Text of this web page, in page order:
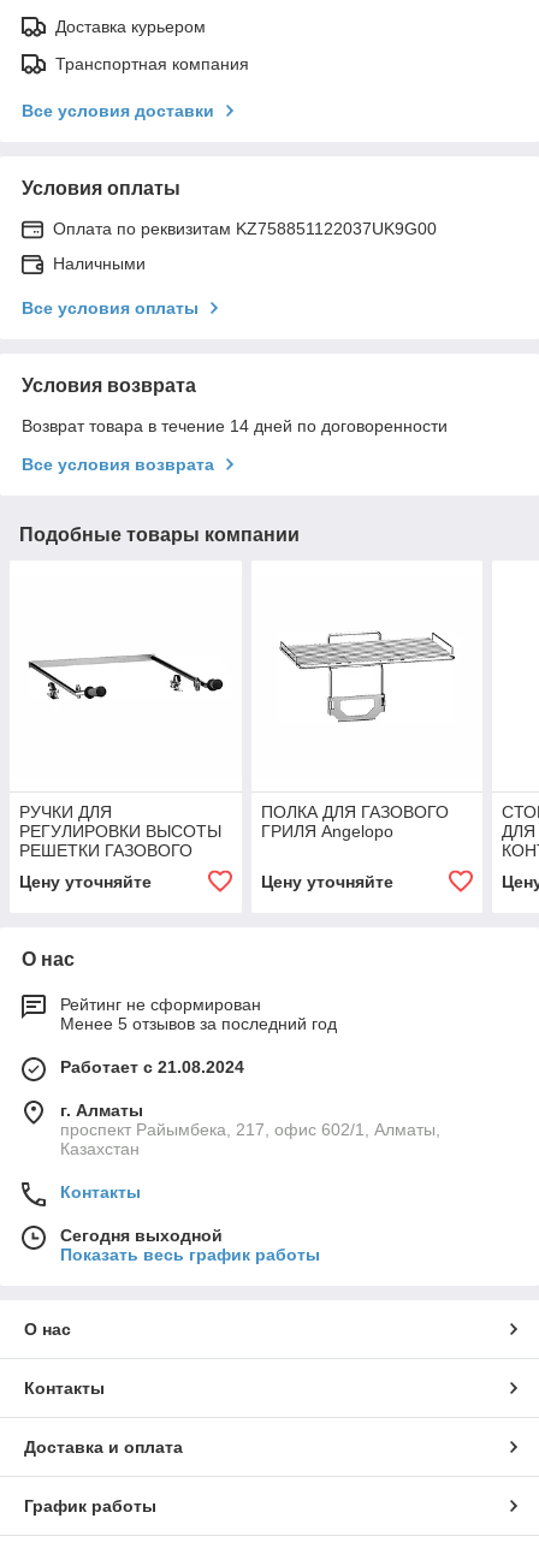
Доставка курьером
Транспортная компания
Все условия доставки
Условия оплаты
Оплата по реквизитам KZ758851122037UK9G00
Наличными
Все условия оплаты
Условия возврата
Возврат товара в течение 14 дней по договоренности
Все условия возврата
Подобные товары компании
РУЧКИ ДЛЯ
РЕГУЛИРОВКИ ВЫСОТЫ
РЕШЕТКИ ГАЗОВОГО
ГРИЛЯ (80 CM.) Angelopo
Цену уточняйте
ПОЛКА ДЛЯ ГАЗОВОГО
ГРИЛЯ Angelopo
Цену уточняйте
ДЛЯ
О нас
Рейтинг не сформирован
Менее 5 отзывов за последний год
Работает с 21.08.2024
г. Алматы
проспект Райымбека, 217, офис 602/1, Алматы,
Казахстан
Контакты
Сегодня выходной
Показать весь график работы
О нас
Контакты
Доставка и оплата
График работы